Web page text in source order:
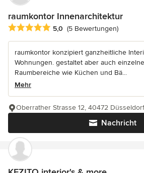
raumkontor Innenarchitektur
Durchschnittliche Bewertung: 5 von 5
5,0 (5 Bewertungen)
raumkontor konzipiert ganzheitliche
Wohnungen. gestaltet aber auch
Raumbereiche wie Küchen und Bä...
Mehr
Nachricht
Oberrather Strasse 12, 40472 Düsseldorf